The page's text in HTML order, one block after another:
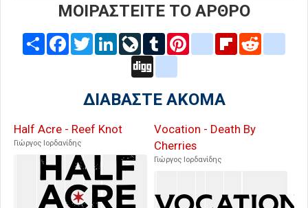
ΜΟΙΡΑΣΤΕΙΤΕ ΤΟ ΑΡΘΡΟ
Share FacebookTwitterLinkedInLiveJournal
Tumblr Pinterestblogger_post
Flipboard
ΔΙΑΒΑΣΤΕ ΑΚΟΜΑ
Half Acre - Reef Knot
Γιώργος Ιορδανίδης
Vocation - Death By
Cherries
Γιώργος Ιορδανίδης